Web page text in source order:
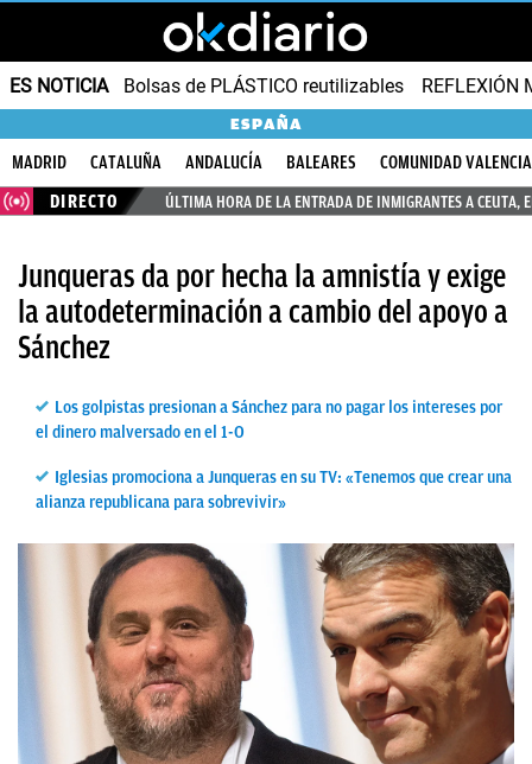
ES NOTICIA Bolsas de PLÁSTICO reutilizables REFLEXIÓN
ESPAÑA
MADRID CATALUÑA ANDALUCÍA BALEARES
COMUNIDAD
DIRECTO
ÚLTIMA HORA DE LA ENTRADA DE INMIGRANTES A CEUTA,
Junqueras da por hecha la amnistía y exige
la autodeterminación a cambio del apoyo a
Sánchez
Los golpistas presionan a Sánchez para no pagar los intereses por
el dinero malversado en el 1-O
Iglesias promociona a Junqueras en su TV: «Tenemos que crear una
alianza republicana para sobrevivir»